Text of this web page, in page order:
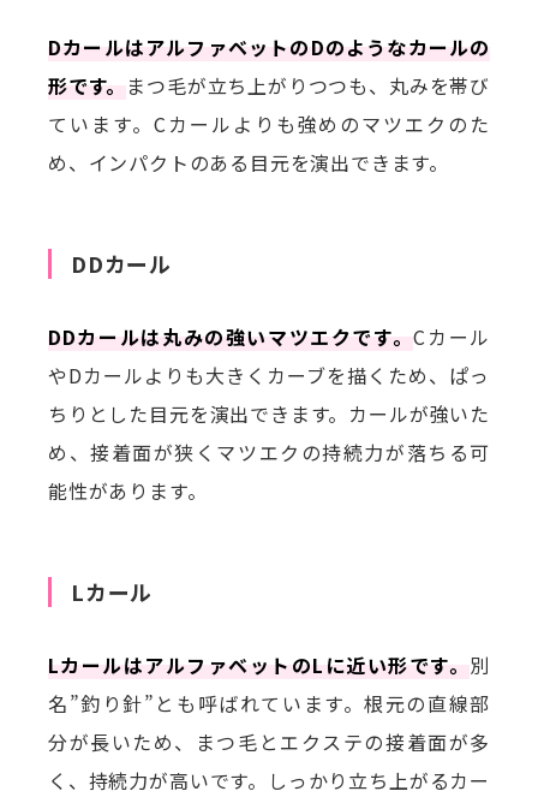
DカールはアルファベットのDのようなカールの
形です。 まつ毛が立ち上がりつつも、丸みを帯び
ています。Cカールよりも強めのマツエクのた
め、インパクトのある目元を演出できます。
DDカール
DDカールは丸みの強いマツエクです。Cカール
やDカールよりも大きくカーブを描くため、ぱっ
ちりとした目元を演出できます。カールが強いた
め、接着面が狭くマツエクの持続力が落ちる可
能性があります。
Lカール
LカールはアルファベットのLに近い形です。 別
名”釣り針”とも呼ばれています。根元の直線部
分が長いため、まつ毛とエクステの接着面が多
く、持続力が高いです。しっかり立ち上がるカー